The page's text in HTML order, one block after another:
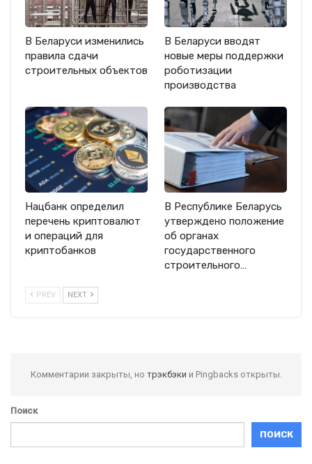
В Беларуси изменились
правила сдачи
строительных объектов
В Беларуси вводят
новые меры поддержки
роботизации
производства
Нацбанк определил
перечень криптовалют
и операций для
криптобанков
В Республике Беларусь
утверждено положение
об органах
государственного
строительного…
PREV NEXT
Комментарии закрыты, но трэкбэки и Pingbacks открыты.
Поиск
ПОИСК